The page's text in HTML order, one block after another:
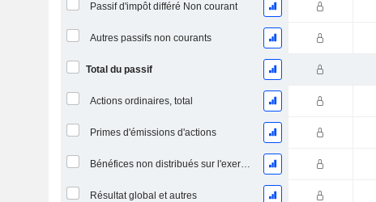
Passif d'impôt différé Non courant
Autres passifs non courants
Total du passif
Actions ordinaires, total
Primes d'émissions d'actions
Bénéfices non distribués sur l'exercice
Résultat global et autres